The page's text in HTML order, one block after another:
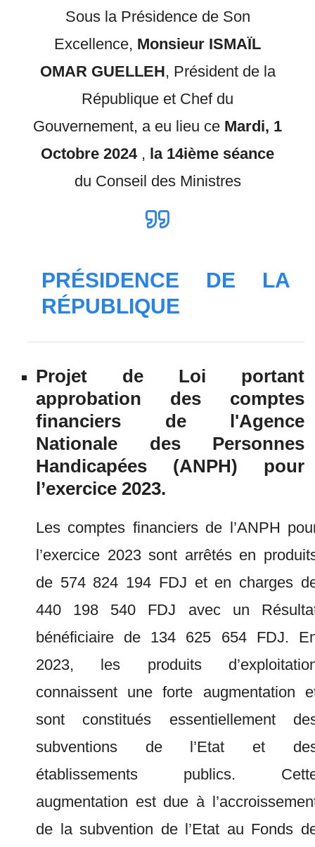
Sous la Présidence de Son
Excellence, Monsieur ISMAÏL
OMAR GUELLEH, Président de la
République et Chef du
Gouvernement, a eu lieu ce Mardi, 1
Octobre 2024, la 14ième séance
du Conseil des Ministres
PRÉSIDENCE DE LA
RÉPUBLIQUE
Projet de Loi portant
approbation des comptes
financiers de l'Agence
Nationale des Personnes
Handicapées (ANPH) pour
l’exercice 2023.
Les comptes financiers de l’ANPH
l’exercice 2023 sont arrêtés en
de 574 824 194 FDJ et en charges
440 198 540 FDJ avec un
bénéficiaire de 134 625 654 FDJ.
2023, les produits
connaissent une forte augmentation
sont constitués essentiellement
subventions de l’Etat et
établissements publics.
augmentation est due à
de la subvention de l’Etat au Fonds